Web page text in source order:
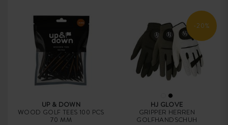
UP & DOWN
WOOD GOLF TEES 100 PCS
70 MM
-20%
HJ GLOVE
GRIPPER HERREN
GOLFHANDSCHUH